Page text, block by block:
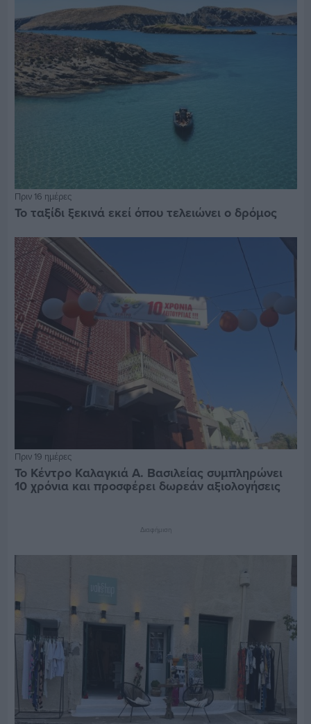
Πριν 16 ημέρες
Το ταξίδι ξεκινά εκεί όπου τελειώνει ο δρόμος
Πριν 19 ημέρες
Το Κέντρο Καλαγκιά Α. Βασιλείας συμπληρώνει
10 χρόνια και προσφέρει δωρεάν αξιολογήσεις
Διαφήμιση